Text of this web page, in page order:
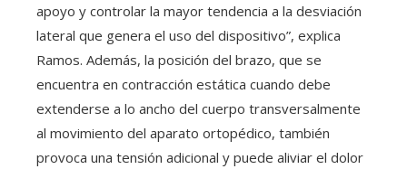
apoyo y controlar la mayor tendencia a la desviación
lateral que genera el uso del dispositivo”, explica
Ramos. Además, la posición del brazo, que se
encuentra en contracción estática cuando debe
extenderse a lo ancho del cuerpo transversalmente
al movimiento del aparato ortopédico, también
provoca una tensión adicional y puede aliviar el dolor